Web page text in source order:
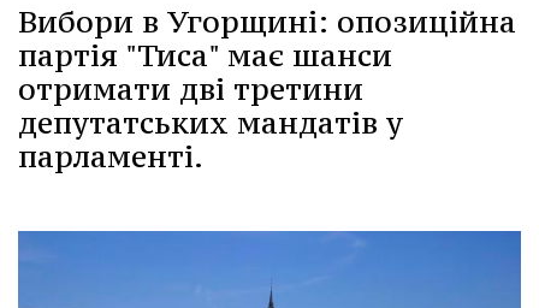
Вибори в Угорщині: опозиційна
партія "Тиса" має шанси
отримати дві третини
депутатських мандатів у
парламенті.